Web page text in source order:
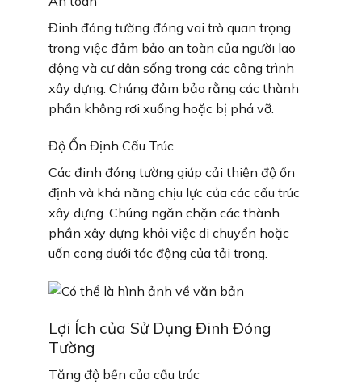
Đinh đóng tường đóng vai trò quan trọng
trong việc đảm bảo an toàn của người lao
động và cư dân sống trong các công trình
xây dựng. Chúng đảm bảo rằng các thành
phần không rơi xuống hoặc bị phá vỡ.
Độ Ổn Định Cấu Trúc
Các đinh đóng tường giúp cải thiện độ ổn
định và khả năng chịu lực của các cấu trúc
xây dựng. Chúng ngăn chặn các thành
phần xây dựng khỏi việc di chuyển hoặc
uốn cong dưới tác động của tải trọng.
Lợi Ích của Sử Dụng Đinh Đóng
Tường
Tăng độ bền của cấu trúc